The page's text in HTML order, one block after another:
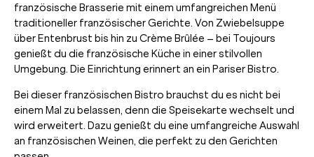
französische Brasserie mit einem umfangreichen Menü
traditioneller französischer Gerichte. Von Zwiebelsuppe
über Entenbrust bis hin zu Crème Brûlée – bei Toujours
genießt du die französische Küche in einer stilvollen
Umgebung. Die Einrichtung erinnert an ein Pariser Bistro.
Bei dieser französischen Bistro brauchst du es nicht bei
einem Mal zu belassen, denn die Speisekarte wechselt und
wird erweitert. Dazu genießt du eine umfangreiche Auswahl
an französischen Weinen, die perfekt zu den Gerichten